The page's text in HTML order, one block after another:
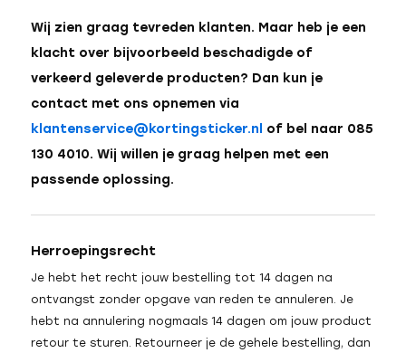
Wij zien graag tevreden klanten. Maar heb je een
klacht over bijvoorbeeld beschadigde of
verkeerd geleverde producten? Dan kun je
contact met ons opnemen via
klantenservice@kortingsticker.nl of bel naar 085
130 4010. Wij willen je graag helpen met een
passende oplossing.
Herroepingsrecht
Je hebt het recht jouw bestelling tot 14 dagen na
ontvangst zonder opgave van reden te annuleren. Je
hebt na annulering nogmaals 14 dagen om jouw product
retour te sturen. Retourneer je de gehele bestelling, dan